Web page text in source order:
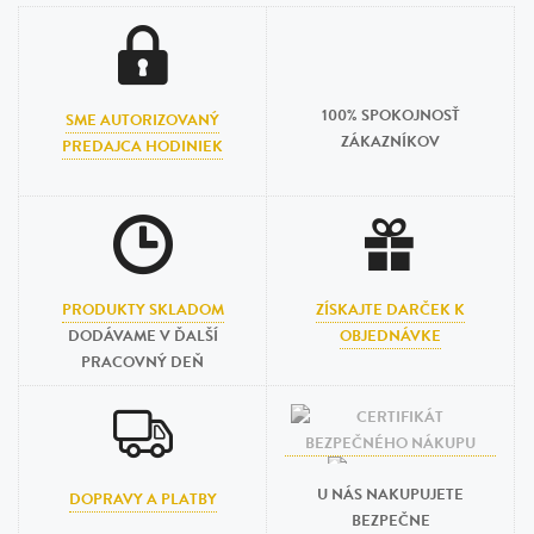
SME AUTORIZOVANÝ
PREDAJCA HODINIEK
100% SPOKOJNOSŤ
ZÁKAZNÍKOV
PRODUKTY SKLADOM
DODÁVAME V ĎALŠÍ
PRACOVNÝ DEŇ
ZÍSKAJTE DARČEK K
OBJEDNÁVKE
DOPRAVY A PLATBY
U NÁS NAKUPUJETE
BEZPEČNE